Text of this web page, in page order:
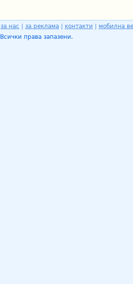
за нас за реклама контакти
мобилна
Всички права запазени.